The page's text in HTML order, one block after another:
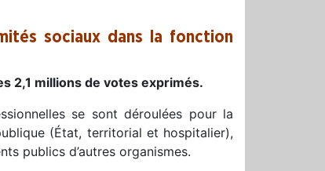
sociaux dans la fonction
2,1 millions de votes exprimés.
se sont déroulées pour la
(État, territorial et hospitalier),
publics d’autres organismes.